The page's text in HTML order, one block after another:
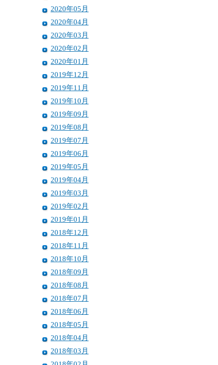
2020年05月
2020年04月
2020年03月
2020年02月
2020年01月
2019年12月
2019年11月
2019年10月
2019年09月
2019年08月
2019年07月
2019年06月
2019年05月
2019年04月
2019年03月
2019年02月
2019年01月
2018年12月
2018年11月
2018年10月
2018年09月
2018年08月
2018年07月
2018年06月
2018年05月
2018年04月
2018年03月